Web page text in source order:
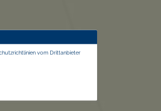
vom Drittanbieter